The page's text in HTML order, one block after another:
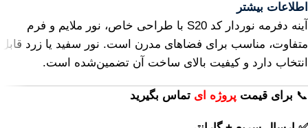
اطلاعات بیشتر
آینه دفرمه نور‌دار کد S20 با طراحی خاص، نور ملایم و فرم
متفاوت، مناسب برای فضاهای مدرن است. نور سفید یا زرد قابل
انتخاب دارد و کیفیت بالای ساخت آن تضمین‌شده است.
📞 برای قیمت پروژه ای تماس بگیرید